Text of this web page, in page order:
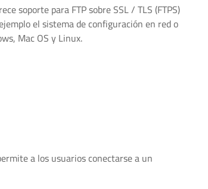
soporte para FTP sobre SSL / TLS (FTPS)
el sistema de configuración en red o
Mac OS y Linux.
a los usuarios conectarse a un